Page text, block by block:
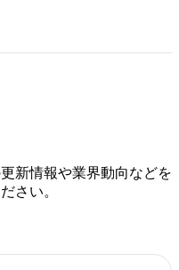
新情報や業界動向などを
さい。